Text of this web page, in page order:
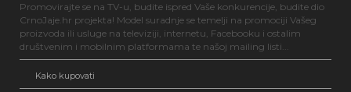
Promovirajte se na TV-u, budite ispred Vaše konkurencije, budite dio
CrnoJaje.hr projekta! Model suradnje se temelji na promociji Vašeg
proizvoda ili usluge na televiziji, internetu, Facebooku i ostalim
društvenim i mobilnim platformama te našoj mailing listi...
Kako kupovati